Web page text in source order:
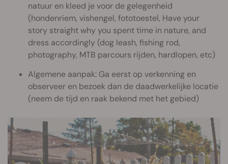
natuur en kleed je voor de gelegenheid
(hondenriem, vishengel, fototoestel, Have your
story straight why you spent time in nature, and
dress accordingly (dog leash, fishing rod,
photography, MTB parcours rijden, hardlopen, etc)
Algemene aanpak: Ga eerst op verkenning en
observeer en bezoek dan de daadwerkelijke locatie
(neem de tijd en raak bekend met het gebied)